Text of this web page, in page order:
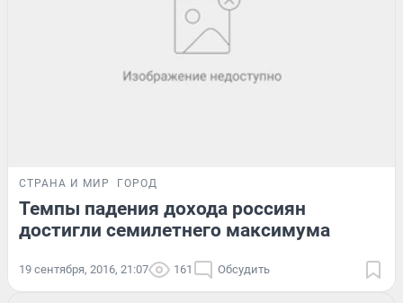
СТРАНА И МИР ГОРОД
Темпы падения дохода россиян
достигли семилетнего максимума
19 сентября, 2016, 21:07 161 Обсудить